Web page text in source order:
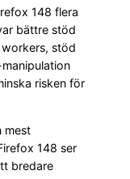
148 flera
bättre stöd
workers, stöd
risken för
mest
148 ser
bredare